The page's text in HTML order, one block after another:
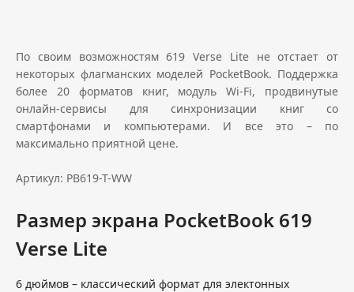
По своим возможностям 619 Verse Lite не отстает от
некоторых флагманских моделей PocketBook. Поддержка
более 20 форматов книг, модуль Wi-Fi, продвинутые
онлайн-сервисы для синхронизации книг со
смартфонами и компьютерами. И все это – по
максимально приятной цене.
Артикул: PB619-T-WW
Размер экрана PocketBook 619
Verse Lite
6 дюймов – классический формат для электонных